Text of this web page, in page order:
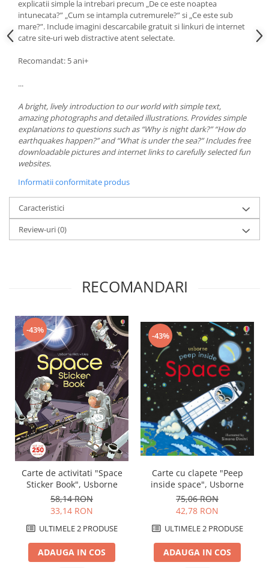
explicatii simple la intrebari precum „De ce este noaptea
intunecata?” „Cum se intampla cutremurele?” si „Ce este sub
mare?”. Include imagini descarcabile gratuit si linkuri de internet
catre site-uri web distractive atent selectate.
Recomandat: 5 ani+
...
A bright, lively introduction to our world with simple text,
amazing photographs and detailed illustrations. Provides simple
explanations to questions such as “Why is night dark?” “How do
earthquakes happen?” and “What is under the sea?” Includes free
downloadable pictures and internet links to carefully selected fun
websites.
Informatii conformitate produs
Caracteristici
Review-uri(0)
RECOMANDARI
-43%
Carte de activitati "Space
Sticker Book", Usborne
58,14 RON
33,14 RON
ULTIMELE 2 PRODUSE
ADAUGA IN COS
-43%
Carte cu clapete "Peep
inside space", Usborne
75,06 RON
42,78 RON
ULTIMELE 2 PRODUSE
ADAUGA IN COS